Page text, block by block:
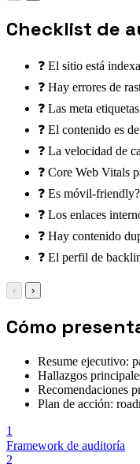
Checklist de
❓ El sitio está
❓ Hay errores de
❓ Las meta
❓ El contenido es
❓ La velocidad de
❓ Core Web Vitals
❓ Es móvil-friendly?
❓ Los enlaces
❓ Hay contenido
❓ El perfil de
‹ ›
Cómo
Resume ejecutivo:
Hallazgos
Recomendaciones
Plan de acción:
1
Framework de auditoría
2